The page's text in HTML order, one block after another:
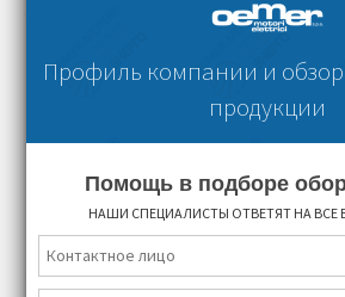
Профиль компании и
продукции
Помощь в подборе
НАШИ СПЕЦИАЛИСТЫ ОТВЕТЯТ НА